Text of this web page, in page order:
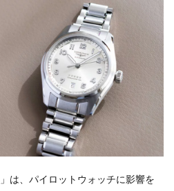
は、パイロットウォッチに影響を